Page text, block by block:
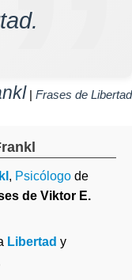
| Frases de Libertad
, Psicólogo de
de Viktor E.
Libertad y